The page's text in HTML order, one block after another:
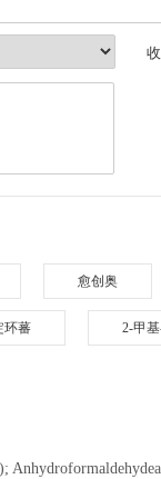
愈创奥
环蕃 2-甲